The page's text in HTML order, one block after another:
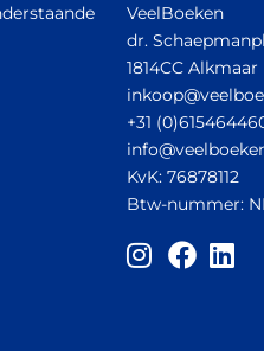
VeelBoeken
dr.
1814CC Alkmaar
+31
KvK: 76878112
Btw-nummer: